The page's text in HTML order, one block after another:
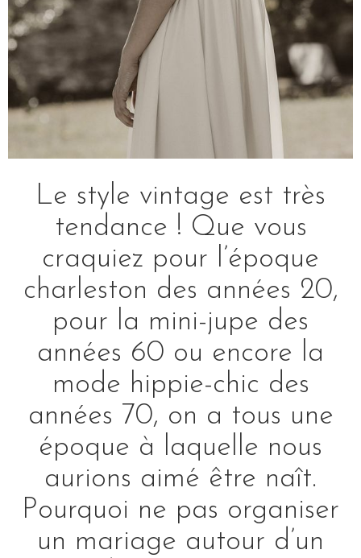
Le style vintage est très
tendance ! Que vous
craquiez pour l’époque
charleston des années 20,
pour la mini-jupe des
années 60 ou encore la
mode hippie-chic des
années 70, on a tous une
époque à laquelle nous
aurions aimé être naît.
Pourquoi ne pas organiser
un mariage autour d’un